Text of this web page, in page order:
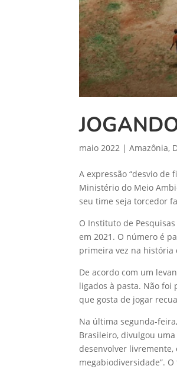
maio 2022 |Amazônia,
A expressão “desvio
Ministério do Meio
seu time seja torcedor
O Instituto de
em 2021. O número é
primeira vez na história
De acordo com um
ligados à pasta. Não foi
que gosta de jogar
Na última segunda-
Brasileiro, divulgou
desenvolver livremente,
megabiodiversidade”.